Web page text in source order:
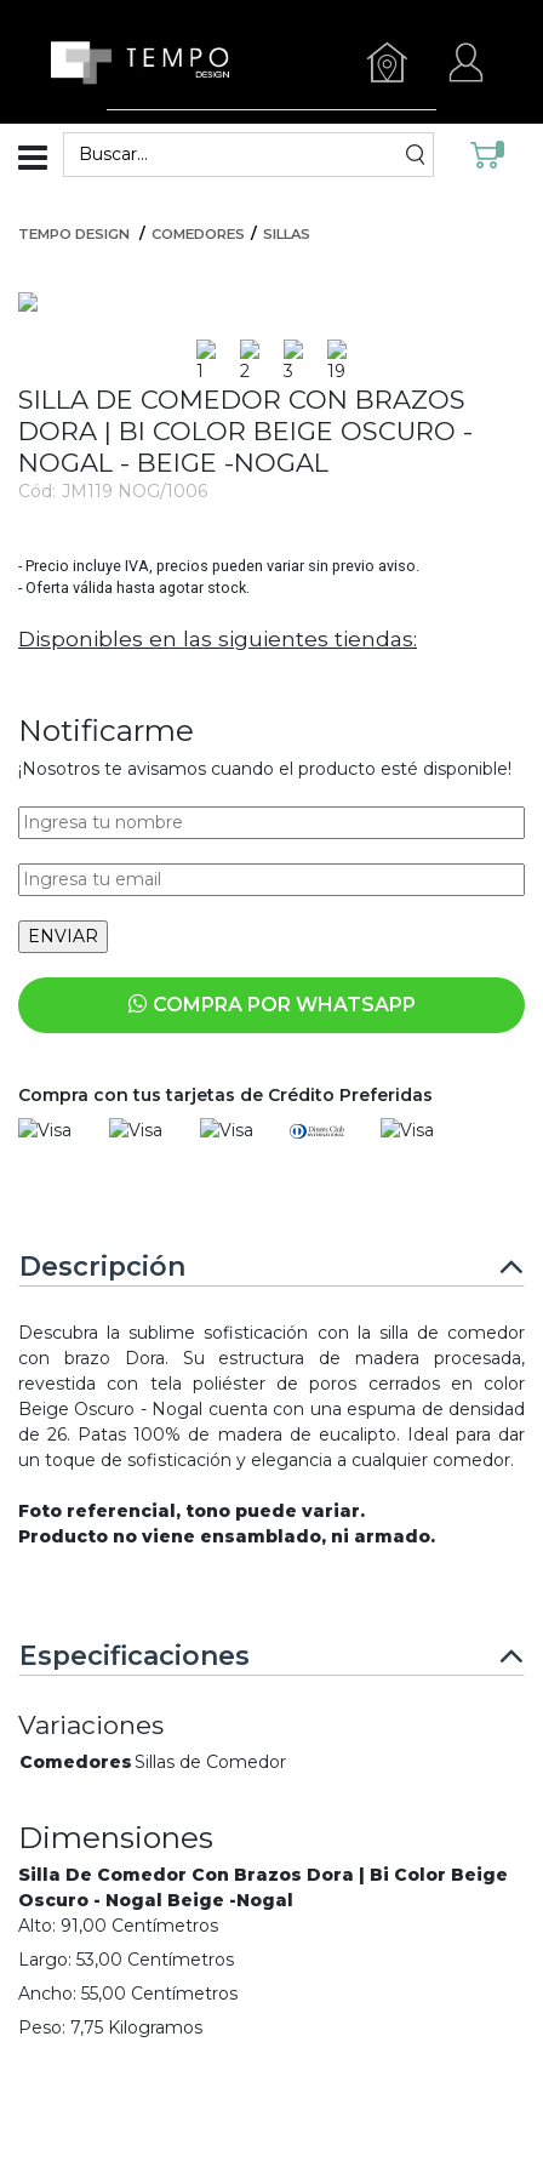
TEMPO DESIGN COMEDORES SILLAS
SILLA DE COMEDOR CON BRAZOS
DORA | BI COLOR BEIGE OSCURO -
NOGAL - BEIGE -NOGAL
Cód: JM119 NOG/1006
- Precio incluye IVA, precios pueden variar sin previo aviso.
- Oferta válida hasta agotar stock.
Disponibles en las siguientes tiendas:
Notificarme
¡Nosotros te avisamos cuando el producto esté disponible!
COMPRA POR WHATSAPP
Compra con tus tarjetas de Crédito Preferidas
Descripción
Descubra la sublime sofisticación con la silla de comedor
con brazo Dora. Su estructura de madera procesada,
revestida con tela poliéster de poros cerrados en color
Beige Oscuro - Nogal cuenta con una espuma de densidad
de 26. Patas 100% de madera de eucalipto. Ideal para dar
un toque de sofisticación y elegancia a cualquier comedor.
Foto referencial, tono puede variar.
Producto no viene ensamblado, ni armado.
Especificaciones
Variaciones
ComedoresSillas de Comedor
Dimensiones
Silla De Comedor Con Brazos Dora | Bi Color Beige
Oscuro - Nogal Beige -Nogal
Alto: 91,00 Centímetros
Largo: 53,00 Centímetros
Ancho: 55,00 Centímetros
Peso: 7,75 Kilogramos